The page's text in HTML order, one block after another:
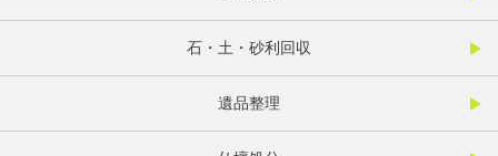
石・土・砂利回収
遺品整理